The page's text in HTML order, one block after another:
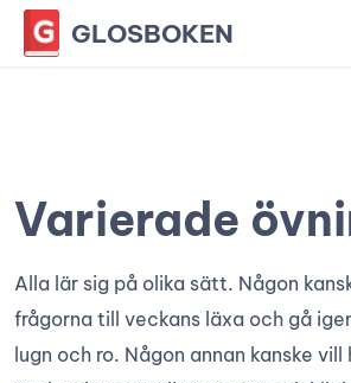
GLOSBOKEN
Varierade
Alla lär sig på olika sätt. Någon
frågorna till veckans läxa och gå
lugn och ro. Någon annan kanske